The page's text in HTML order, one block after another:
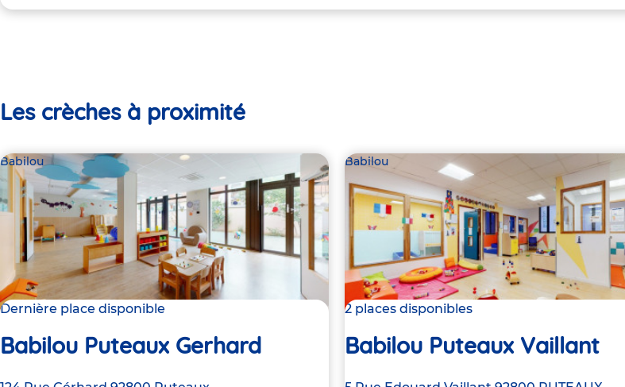
Les crèches à proximité
Babilou
Dernière place disponible
Babilou Puteaux Gerhard
Babilou
2 places disponibles
Babilou Puteaux Vaillant